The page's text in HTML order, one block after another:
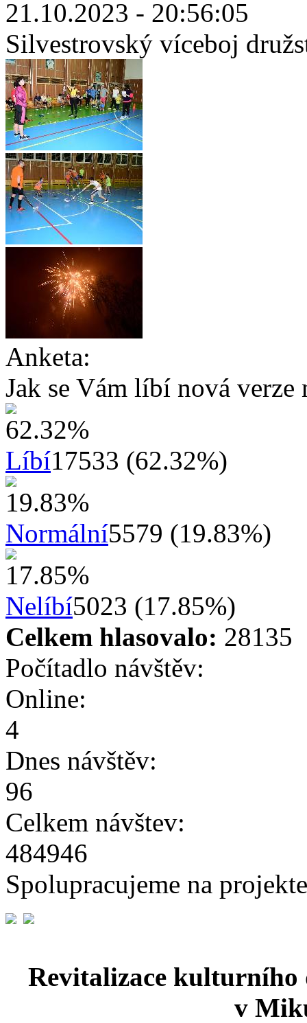
21.10.2023 - 20:56:05
Silvestrovský víceboj
Anketa:
Jak se Vám líbí nová verze
Líbí17533 (62.32%)
Normální5579 (19.83%)
Nelíbí5023 (17.85%)
Celkem hlasovalo: 28135
Počítadlo návštěv:
Online:
4
Dnes návštěv:
96
Celkem návštev:
484946
Spolupracujeme na
Revitalizace
v